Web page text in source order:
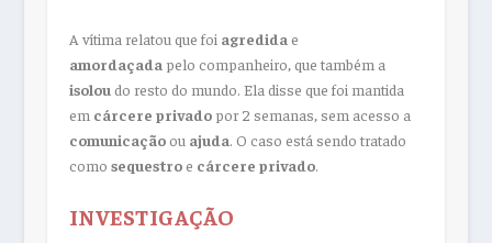
A vítima relatou que foi agredida e
amordaçada pelo companheiro, que também a
isolou do resto do mundo. Ela disse que foi mantida
em cárcere privadopor 2 semanas, sem acesso a
comunicaçãoou ajuda. O caso está sendo tratado
como sequestroe cárcere privado.
INVESTIGAÇÃO